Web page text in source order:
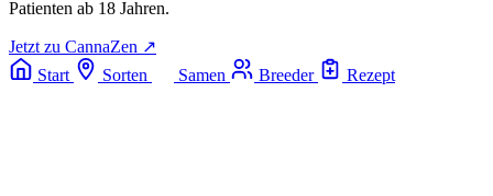
Patienten ab 18 Jahren.
Jetzt zu CannaZen ↗
Start
Sorten Samen Breeder Rezept